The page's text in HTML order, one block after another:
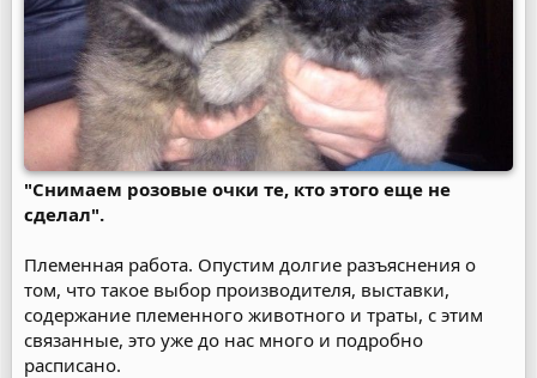
"Снимаем розовые очки те, кто этого еще не
сделал".
Племенная работа. Опустим долгие разъяснения о
том, что такое выбор производителя, выставки,
содержание племенного животного и траты, с этим
связанные, это уже до нас много и подробно
расписано.